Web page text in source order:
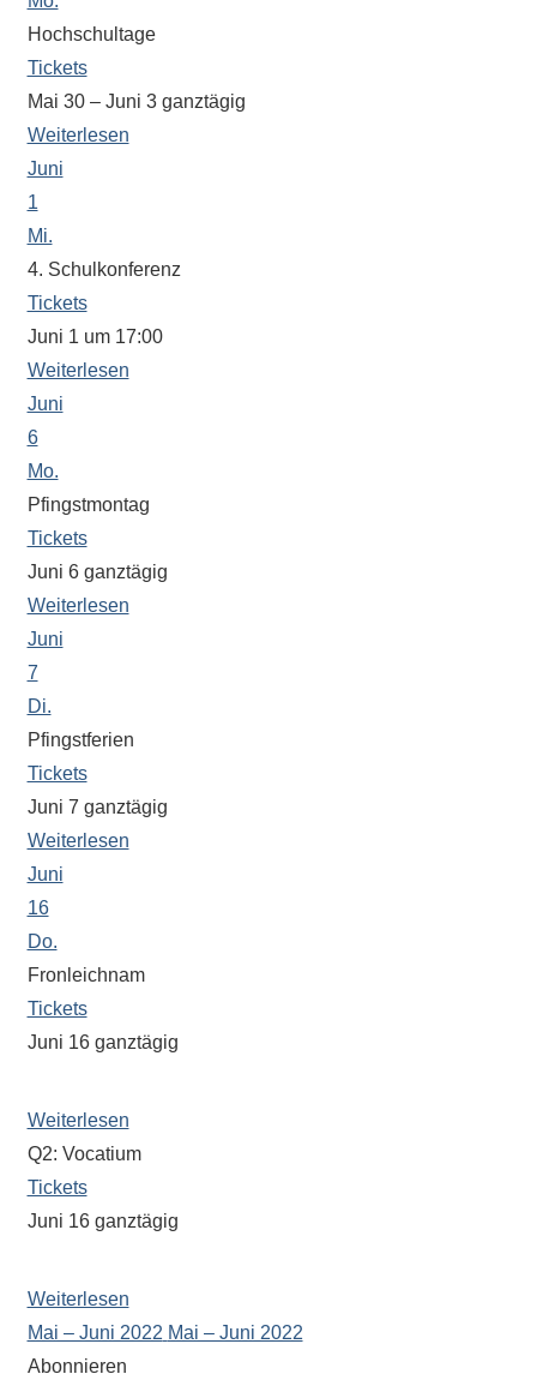
–
unsere
Schülerinnen
und
Schüler
sind
dabei!
Sollten
Sie
einmal
nicht
finden,
stehen
am
Ende
jeder
Seite
verschiedene
Möglichkeiten
der
Suche
zur
Hochschultage
Tickets
Mai 30 – Juni 3 ganztägig
Weiterlesen
Juni
1
Mi.
4. Schulkonferenz
Tickets
Juni 1 um 17:00
Weiterlesen
Juni
6
Mo.
Pfingstmontag
Tickets
Juni 6 ganztägig
Weiterlesen
Juni
7
Di.
Pfingstferien
Tickets
Juni 7 ganztägig
Weiterlesen
Juni
16
Do.
Fronleichnam
Tickets
Juni 16 ganztägig
Weiterlesen
Q2: Vocatium
Tickets
Juni 16 ganztägig
Weiterlesen
Mai – Juni 2022 Mai – Juni 2022
Abonnieren